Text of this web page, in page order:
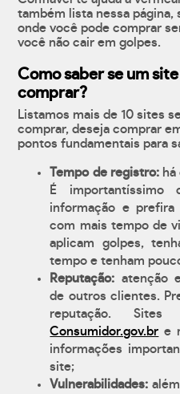
também lista nessa
onde você pode comprar
você não cair em golpes.
Como saber se um
comprar?
Listamos mais de 10 sites
comprar, deseja comprar
pontos fundamentais para
Tempo de registro:há
É importantíssimo
informação e
com mais tempo de
aplicam golpes,
tempo e tenham
Reputação: atenção
de outros clientes.
reputação.
Consumidor.gov.br e
informações
site;
Vulnerabilidades: